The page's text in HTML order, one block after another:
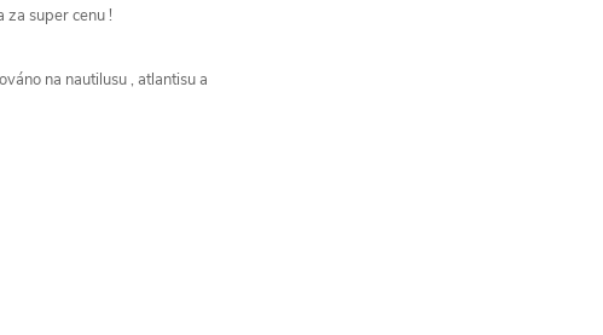
super cenu !
na nautilusu , atlantisu a